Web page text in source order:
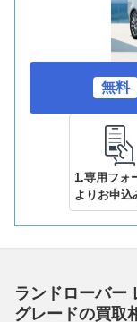
無料
1.専用フォ
よりお申込
ランドローバー
グレードの買取